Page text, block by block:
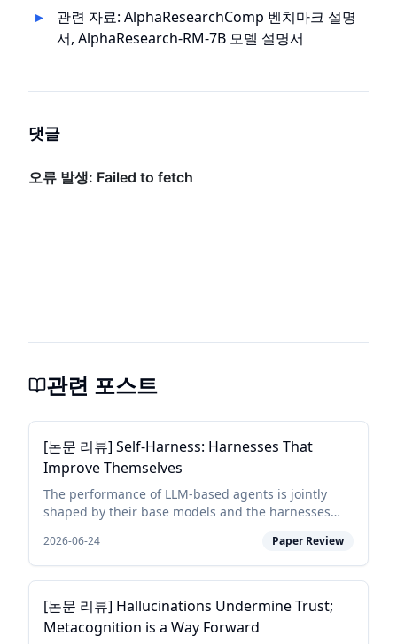
관련 자료: AlphaResearchComp 벤치마크 설명
서, AlphaResearch-RM-7B 모델 설명서
댓글
관련 포스트
[논문 리뷰] Self-Harness: Harnesses That
Improve Themselves
The performance of LLM-based agents is jointly
shaped by their base models and the harnesses
environment. Because different models exhibit
distinct behaviors, e...
2026-06-24 Paper Review
[논문 리뷰] Hallucinations Undermine Trust;
Metacognition is a Way Forward